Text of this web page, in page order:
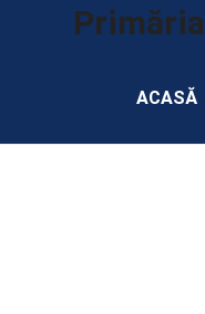
ACASĂ